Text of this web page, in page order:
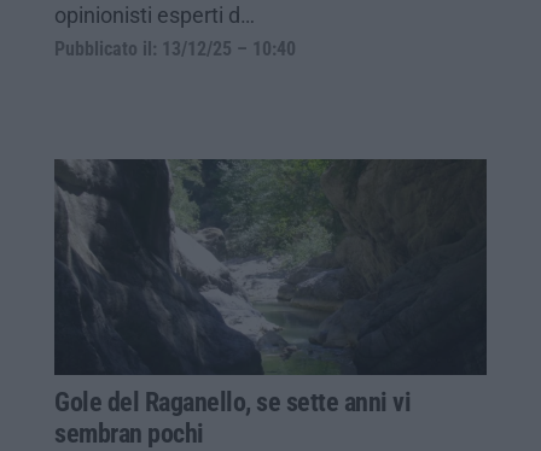
opinionisti esperti d…
Pubblicato il: 13/12/25 – 10:40
Gole del Raganello, se sette anni vi
sembran pochi